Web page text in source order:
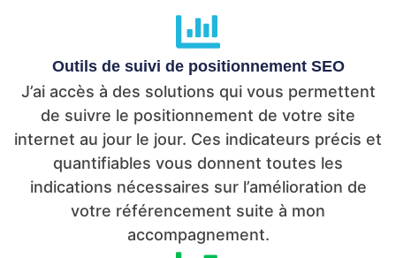
Outils de suivi de positionnement SEO
J’ai accès à des solutions qui vous permettent
de suivre le positionnement de votre site
internet au jour le jour. Ces indicateurs précis et
quantifiables vous donnent toutes les
indications nécessaires sur l’amélioration de
votre référencement suite à mon
accompagnement.